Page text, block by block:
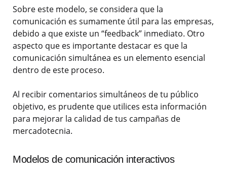
Sobre este modelo, se considera que la
comunicación es sumamente útil para las empresas,
debido a que existe un “feedback” inmediato. Otro
aspecto que es importante destacar es que la
comunicación simultánea es un elemento esencial
dentro de este proceso.
Al recibir comentarios simultáneos de tu público
objetivo, es prudente que utilices esta información
para mejorar la calidad de tus campañas de
mercadotecnia.
Modelos de comunicación interactivos